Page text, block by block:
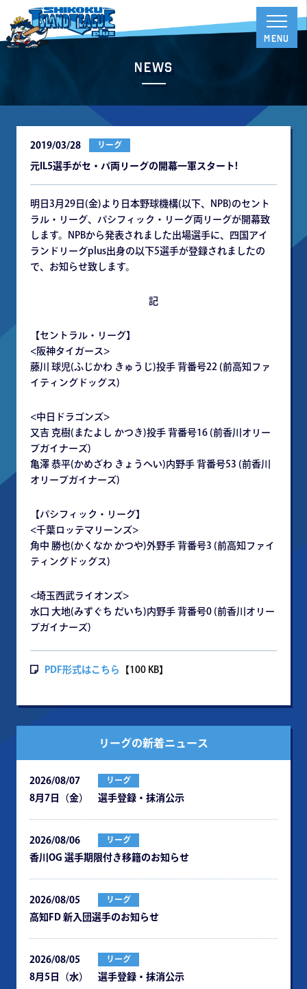
News
2019/03/28 リーグ
元IL5選手がセ・パ両リーグの開幕一軍スタート!
明日3月29日(金)より日本野球機構(以下、NPB)のセント
ラル・リーグ、パシフィック・リーグ両リーグが開幕致
します。NPBから発表されました出場選手に、四国アイ
ランドリーグplus出身の以下5選手が登録されましたの
で、お知らせ致します。
記
【セントラル・リーグ】
<阪神タイガース>
藤川 球児(ふじかわ きゅうじ)投手 背番号22 (前高知ファ
イティングドッグス)
<中日ドラゴンズ>
又吉 克樹(またよし かつき)投手 背番号16 (前香川オリー
ブガイナーズ)
亀澤 恭平(かめざわ きょうへい)内野手 背番号53 (前香川
オリーブガイナーズ)
【パシフィック・リーグ】
<千葉ロッテマリーンズ>
角中 勝也(かくなか かつや)外野手 背番号3 (前高知ファイ
ティングドッグス)
<埼玉西武ライオンズ>
水口 大地(みずぐち だいち)内野手 背番号0 (前香川オリー
ブガイナーズ)
PDF形式はこちら 【100 KB】
リーグの新着ニュース
2026/08/07 リーグ
8月7日（金） 選手登録・抹消公示
2026/08/06 リーグ
⾹川OG 選⼿期限付き移籍のお知らせ
2026/08/05 リーグ
⾼知FD 新⼊団選⼿のお知らせ
2026/08/05 リーグ
8月5日（水） 選手登録・抹消公示